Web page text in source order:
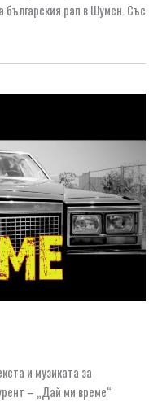
българския рап в Шумен. Със
и музиката за
– „Дай ми време“